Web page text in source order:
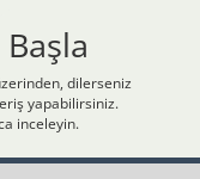
dilerseniz
yapabilirsiniz.
inceleyin.